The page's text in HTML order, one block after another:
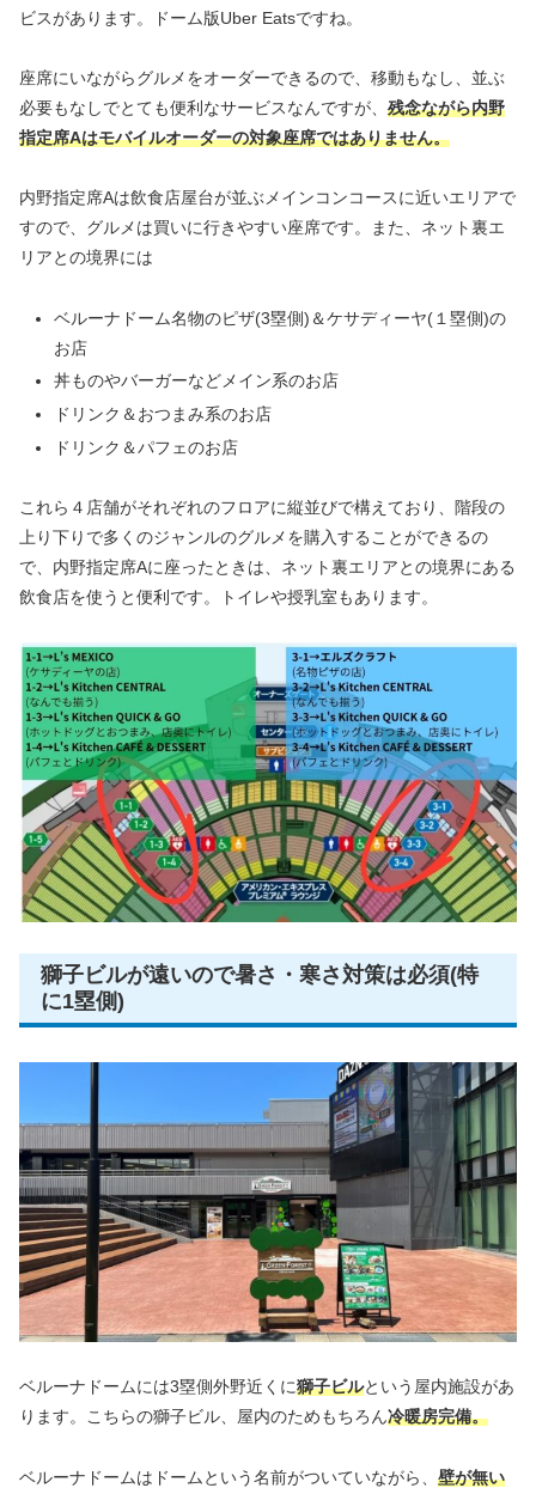
ビスがあります。ドーム版Uber Eatsですね。
座席にいながらグルメをオーダーできるので、移動もなし、並ぶ
必要もなしでとても便利なサービスなんですが、 残念ながら内野
指定席Aはモバイルオーダーの対象座席ではありません。
内野指定席Aは飲食店屋台が並ぶメインコンコースに近いエリアで
すので、グルメは買いに行きやすい座席です。また、ネット裏エ
リアとの境界には
ベルーナドーム名物のピザ(3塁側)＆ケサディーヤ(１塁側)の
お店
丼ものやバーガーなどメイン系のお店
ドリンク＆おつまみ系のお店
ドリンク＆パフェのお店
これら４店舗がそれぞれのフロアに縦並びで構えており、階段の
上り下りで多くのジャンルのグルメを購入することができるの
で、内野指定席Aに座ったときは、ネット裏エリアとの境界にある
飲食店を使うと便利です。トイレや授乳室もあります。
獅子ビルが遠いので暑さ・寒さ対策は必須(特
に1塁側)
ベルーナドームには3塁側外野近くに獅子ビルという屋内施設があ
ります。こちらの獅子ビル、屋内のためもちろん冷暖房完備。
ベルーナドームはドームという名前がついていながら、 壁が無い